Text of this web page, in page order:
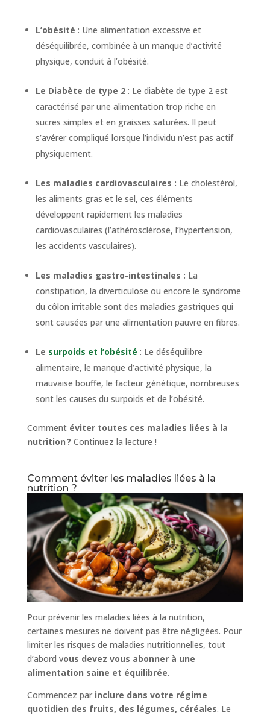
L’obésité : Une alimentation excessive et
déséquilibrée, combinée à un manque d’activité
physique, conduit à l’obésité.
Le Diabète de type 2: Le diabète de type 2 est
caractérisé par une alimentation trop riche en
sucres simples et en graisses saturées. Il peut
s’avérer compliqué lorsque l’individu n’est pas actif
physiquement.
Les maladies cardiovasculaires : Le cholestérol,
les aliments gras et le sel, ces éléments
développent rapidement les maladies
cardiovasculaires (l’athérosclérose, l’hypertension,
les accidents vasculaires).
Les maladies gastro-intestinales : La
constipation, la diverticulose ou encore le syndrome
du côlon irritable sont des maladies gastriques qui
sont causées par une alimentation pauvre en fibres.
Le surpoids et l’obésité : Le déséquilibre
alimentaire, le manque d’activité physique, la
mauvaise bouffe, le facteur génétique, nombreuses
sont les causes du surpoids et de l’obésité.
Comment éviter toutes ces maladies liées à la
nutrition ? Continuez la lecture !
Comment éviter les maladies liées à la
nutrition ?
Pour prévenir les maladies liées à la nutrition,
certaines mesures ne doivent pas être négligées. Pour
limiter les risques de maladies nutritionnelles, tout
d’abord vous devez vous abonner à une
alimentation saine et équilibrée.
Commencez par inclure dans votre régime
quotidien des fruits, des légumes, céréales. Le